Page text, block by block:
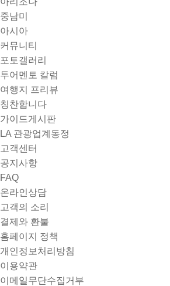
중남미
아시아
커뮤니티
포토갤러리
투어멘토 칼럼
여행지 프리뷰
칭찬합니다
가이드게시판
LA 관광업계동정
고객센터
공지사항
FAQ
온라인상담
고객의 소리
결제와 환불
홈페이지 정책
개인정보처리방침
이용약관
이메일무단수집거부